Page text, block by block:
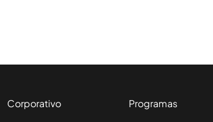
Corporativo Programas